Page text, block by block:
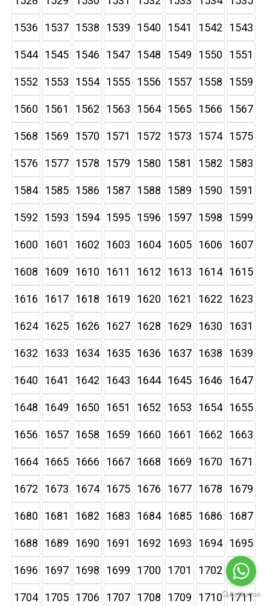
1536 1537 1538 1539 1540 1541 1542 1543
1544 1545 1546 1547 1548 1549 1550 1551
1552 1553 1554 1555 1556 1557 1558 1559
1560 1561 1562 1563 1564 1565 1566 1567
1568 1569 1570 1571 1572 1573 1574 1575
1576 1577 1578 1579 1580 1581 1582 1583
1584 1585 1586 1587 1588 1589 1590 1591
1592 1593 1594 1595 1596 1597 1598 1599
1600 1601 1602 1603 1604 1605 1606 1607
1608 1609 1610 1611 1612 1613 1614 1615
1616 1617 1618 1619 1620 1621 1622 1623
1624 1625 1626 1627 1628 1629 1630 1631
1632 1633 1634 1635 1636 1637 1638 1639
1640 1641 1642 1643 1644 1645 1646 1647
1648 1649 1650 1651 1652 1653 1654 1655
1656 1657 1658 1659 1660 1661 1662 1663
1664 1665 1666 1667 1668 1669 1670 1671
1672 1673 1674 1675 1676 1677 1678 1679
1680 1681 1682 1683 1684 1685 1686 1687
1688 1689 1690 1691 1692 1693 1694 1695
1696 1697 1698 1699 1700 1701 1702 1703
1704 1705 1706 1707 1708 1709 1710 1711